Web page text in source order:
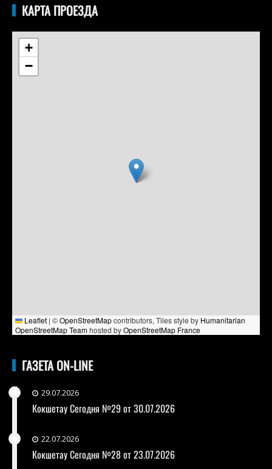
КАРТА ПРОЕЗДА
+
−
Leaflet | ©OpenStreetMapcontributors, Tiles style by Humanitarian
OpenStreetMap Teamhosted byOpenStreetMap France
ГАЗЕТА ON-LINE
29.07.2026
Кокшетау Сегодня №29 от 30.07.2026
22.07.2026
Кокшетау Сегодня №28 от 23.07.2026